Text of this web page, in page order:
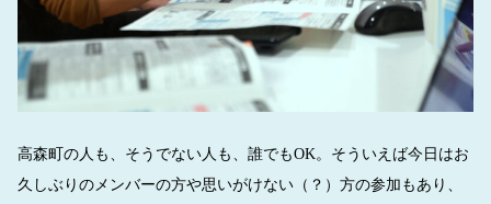
高森町の人も、そうでない人も、誰でもOK。そういえば今日はお
久しぶりのメンバーの方や思いがけない（？）方の参加もあり、